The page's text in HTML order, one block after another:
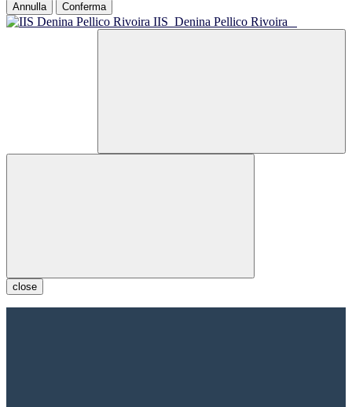
Annulla Conferma
IIS Denina Pellico Rivoira
close